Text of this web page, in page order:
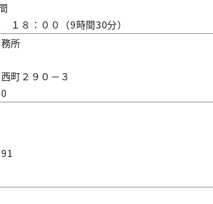
：００（9時間30分）
所
２９０－３